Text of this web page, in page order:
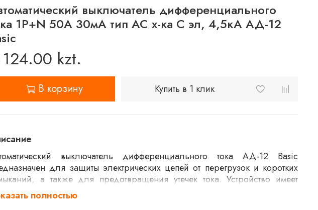
выключатель дифференциального
1P+N 50А 30мА тип АС х-ка C эл, 4,5кА АД-12
kzt.
В корзину Купить в 1 клик
выключатель дифференциального тока АД-12 Basic
для защиты электрических цепей от перегрузок и коротких
а также для предотвращения утечек тока. Устройство имеет
ток 50А и ток утечки 30мА. Тип АС обеспечивает защиту от
тока. Характеристика C подходит для цепей с умеренными
полностью